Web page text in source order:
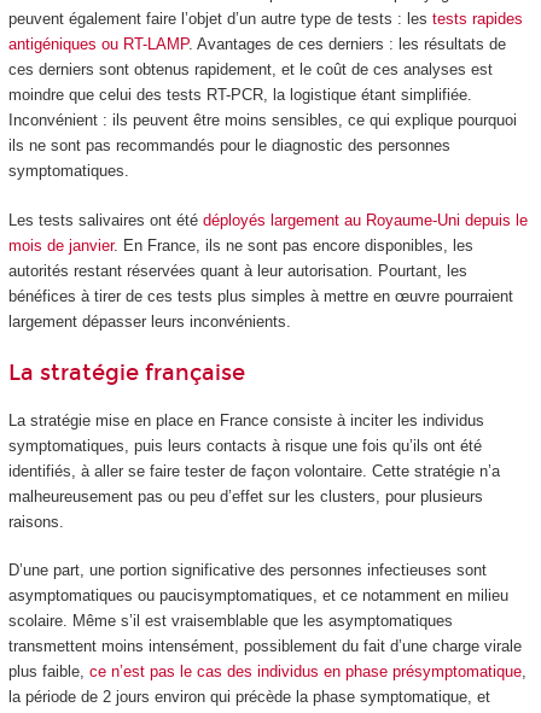
peuvent également faire l’objet d’un autre type de tests : les tests rapides
antigéniques ou RT-LAMP. Avantages de ces derniers : les résultats de
ces derniers sont obtenus rapidement, et le coût de ces analyses est
moindre que celui des tests RT-PCR, la logistique étant simplifiée.
Inconvénient : ils peuvent être moins sensibles, ce qui explique pourquoi
ils ne sont pas recommandés pour le diagnostic des personnes
symptomatiques.
Les tests salivaires ont été déployés largement au Royaume-Uni depuis le
mois de janvier. En France, ils ne sont pas encore disponibles, les
autorités restant réservées quant à leur autorisation. Pourtant, les
bénéfices à tirer de ces tests plus simples à mettre en œuvre pourraient
largement dépasser leurs inconvénients.
La stratégie française
La stratégie mise en place en France consiste à inciter les individus
symptomatiques, puis leurs contacts à risque une fois qu’ils ont été
identifiés, à aller se faire tester de façon volontaire. Cette stratégie n’a
malheureusement pas ou peu d’effet sur les clusters, pour plusieurs
raisons.
D’une part, une portion significative des personnes infectieuses sont
asymptomatiques ou paucisymptomatiques, et ce notamment en milieu
scolaire. Même s’il est vraisemblable que les asymptomatiques
transmettent moins intensément, possiblement du fait d’une charge virale
plus faible, ce n’est pas le cas des individus en phase présymptomatique,
la période de 2 jours environ qui précède la phase symptomatique, et